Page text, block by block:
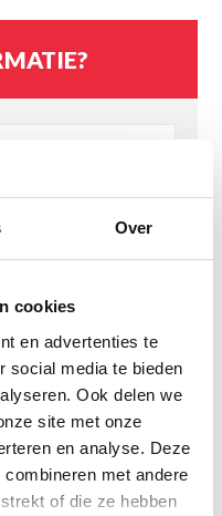
Over
cookies
en advertenties te
social media te bieden
Ook delen we
site met onze
en analyse. Deze
met andere
of die ze hebben